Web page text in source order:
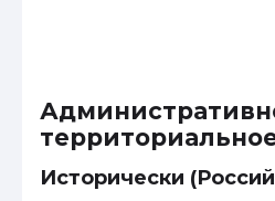
Исторически